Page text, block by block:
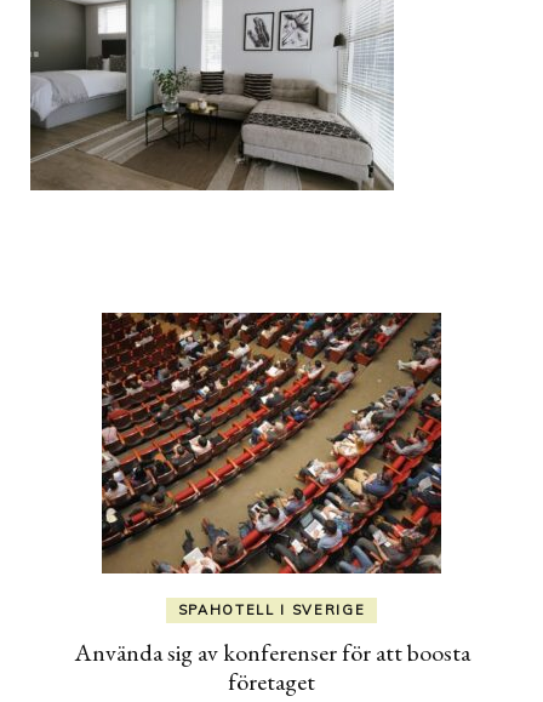
Navigation
SPAHOTELL I SVERIGE
Använda sig av konferenser för att boosta
företaget